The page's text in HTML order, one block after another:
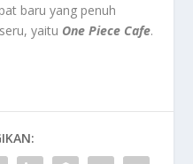
baru yang penuh
yaitu One Piece Cafe.